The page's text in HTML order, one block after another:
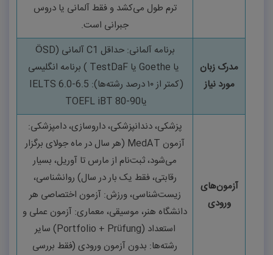
ترم طول می‌کشد و فقط آلمانی یا دروس
جبرانی است.
مدرک زبان
مورد نیاز
برنامه آلمانی: حداقل C1 آلمانی (
ÖSD
یا Goethe یا TestDaF
) برنامه انگلیسی
(کمتر از۱۰درصد رشته‌ها):
IELTS 6.0-6.5
یاTOEFL iBT 80-90
آزمون‌های
ورودی
پزشکی، دندانپزشکی، داروسازی، دامپزشکی:
آزمون MedAT (هر سال در ماه جولای برگزار
می‌شود، ثبت‌نام از مارس تا آوریل، بسیار
رقابتی، فقط یک بار در سال) روانشناسی،
زیست‌شناسی، ورزش: آزمون اختصاصی هر
دانشگاه هنر، موسیقی، معماری: آزمون عملی و
استعداد (Portfolio + Prüfung) سایر
رشته‌ها: بدون آزمون ورودی (فقط بررسی